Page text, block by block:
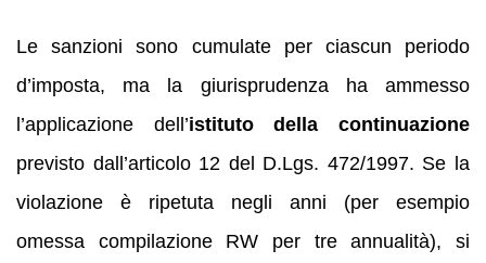
Le sanzioni sono cumulate per ciascun periodo
d’imposta, ma la giurisprudenza ha ammesso
l’applicazione dell’istituto della continuazione
previsto dall’articolo 12 del D.Lgs. 472/1997. Se la
violazione è ripetuta negli anni (per esempio
omessa compilazione RW per tre annualità), si